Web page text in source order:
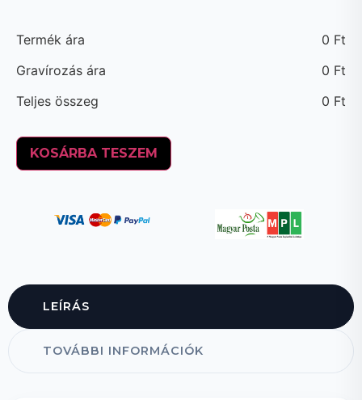
Termék ára 0 Ft
Gravírozás ára
0 Ft
Teljes összeg
0 Ft
KOSÁRBA TESZEM
LEÍRÁS
TOVÁBBI INFORMÁCIÓK